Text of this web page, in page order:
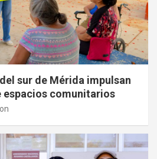
sur de Mérida impulsan
espacios comunitarios